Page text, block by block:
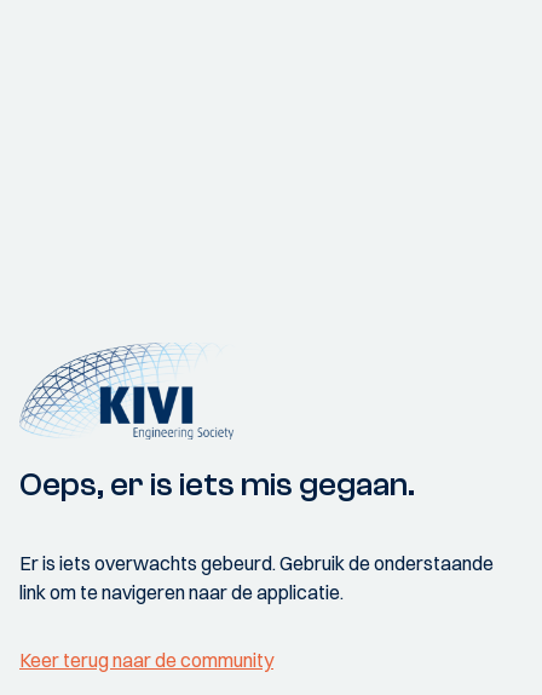
Oeps, er is iets mis gegaan.
Er is iets overwachts gebeurd. Gebruik de onderstaande
link om te navigeren naar de applicatie.
Keer terug naar de community